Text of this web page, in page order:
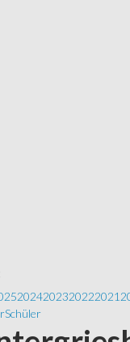
2024202320222021
Schüler